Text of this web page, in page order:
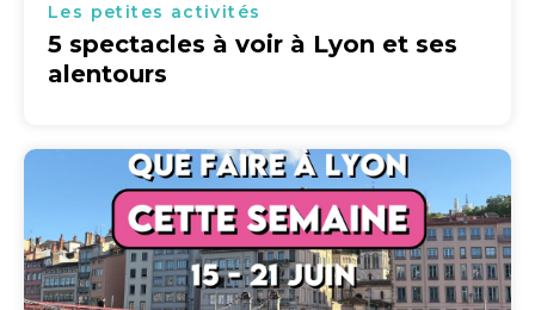
Les petites activités
5 spectacles à voir à Lyon et ses
alentours